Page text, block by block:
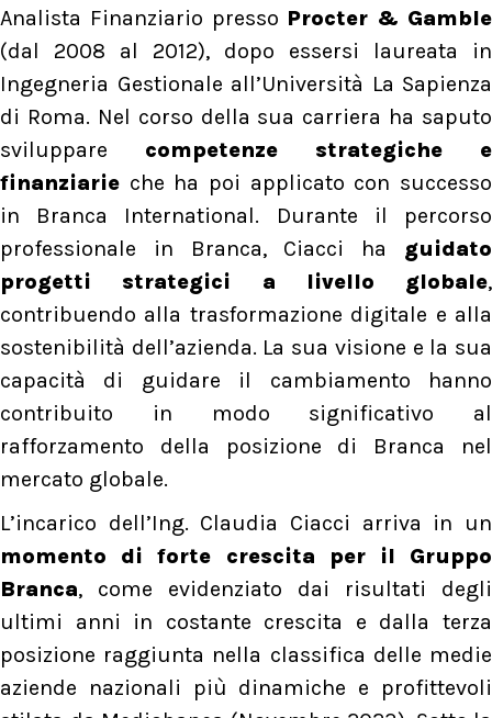
Analista Finanziario presso Procter & Gamble
(dal 2008 al 2012), dopo essersi laureata in
Ingegneria Gestionale all’Università La Sapienza
di Roma. Nel corso della sua carriera ha saputo
sviluppare competenze strategiche e
finanziarie che ha poi applicato con successo
in Branca International. Durante il percorso
professionale in Branca, Ciacci ha guidato
progetti strategici a livello globale,
contribuendo alla trasformazione digitale e alla
sostenibilità dell’azienda. La sua visione e la sua
capacità di guidare il cambiamento hanno
contribuito in modo significativo al
rafforzamento della posizione di Branca nel
mercato globale.
L’incarico dell’Ing. Claudia Ciacci arriva in un
momento di forte crescita per il Gruppo
Branca, come evidenziato dai risultati degli
ultimi anni in costante crescita e dalla terza
posizione raggiunta nella classifica delle medie
aziende nazionali più dinamiche e profittevoli